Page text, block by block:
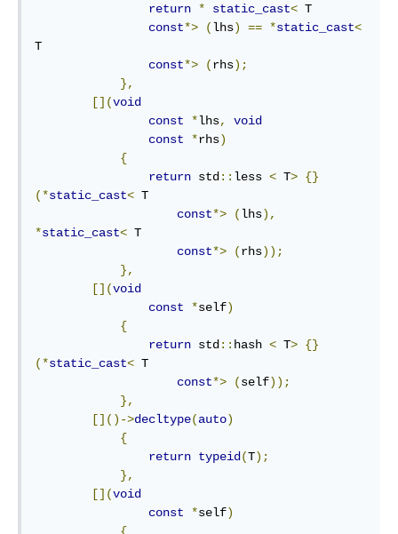
return * static_cast< T
const*> (lhs) == *static_cast<
T
const*> (rhs);
},
[](void
const
*lhs,
void
const
*rhs)
{
return std :: less < T> {}
(*static_cast< T
const*> (lhs),
*static_cast< T
const*> (rhs));
},
[](void
const
*self)
{
return std :: hash < T> {}
(*static_cast< T
const*> (self));
},
[]()->decltype(auto)
{
return typeid (T);
},
[](void
const
*self)
{